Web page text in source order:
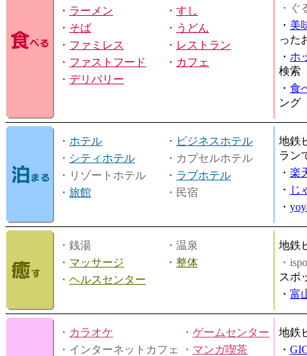
・ ラーメン ・ すし
・ そば ・ うどん
・ ファミレス ・ レストラン
・ ファストフード ・ カフェ
・ デリバリー
・ぐ
・ 美
った
・ ホ
検索
・ 食
ング
・ ホテル ・ ビジネスホテル
・ シティホテル
・カプセルホテル
・リゾートホテル
・ ラブホテル
・ 旅館 ・民宿
地鉄
ラン
・ 楽
・ じ
・
・銭湯
・温泉
・ マッサージ ・ 整体
・ ヘルスセンター
地鉄
・
スポ
・ 富
・ カラオケ ・ ゲームセンター
・インターネットカフェ
・ マンガ喫茶
地鉄
・